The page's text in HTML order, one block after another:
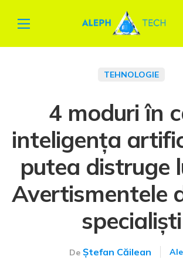
TEHNOLOGIE
4 moduri în
inteligența
putea distruge
Avertismentele
specialiști
De Ștefan Căilean